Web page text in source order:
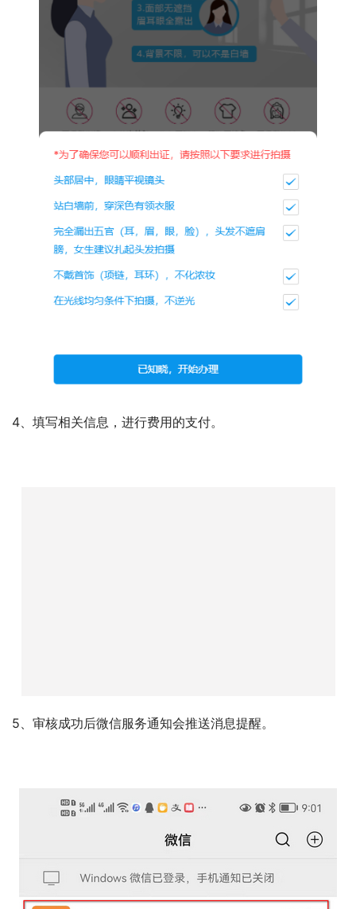
为确保可以顺利出证，拍摄时请按照以下要求：
头部居中，眼睛平视镜头
站在白墙前，穿着深色有领衣服
完全露出五官（耳、眉、眼、脸），头发不遮肩膀。
在光线均匀的条件下进行拍照，不逆光。